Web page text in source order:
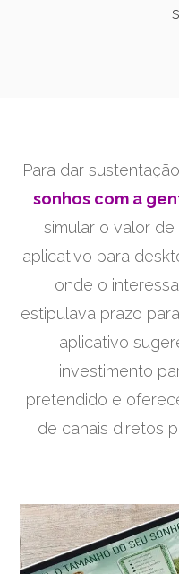
Para dar
sonhos com a
simular o valor
aplicativo para
onde o
estipulava prazo
aplicativo
investimento
pretendido e
de canais diretos